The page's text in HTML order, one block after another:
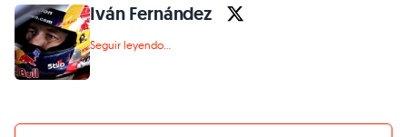
Iván Fernández
Seguir leyendo...